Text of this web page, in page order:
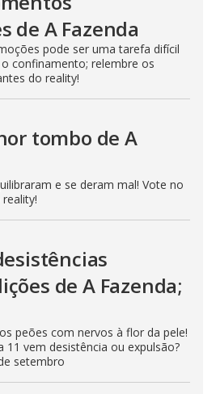
de A Fazenda
pode ser uma tarefa difícil
confinamento; relembre os
do reality!
tombo de A
e se deram mal! Vote no
de A Fazenda;
peões com nervos à flor da pele!
11 vem desistência ou expulsão?
setembro